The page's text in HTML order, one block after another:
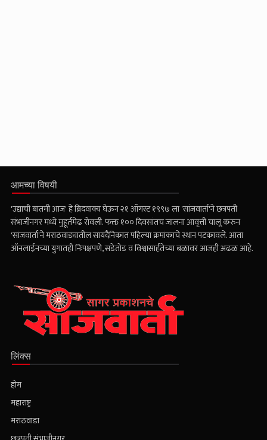
आमच्या विषयी
'उद्याची बातमी आज' हे ब्रिदवाक्य घेऊन २१ ऑगस्ट १९९७ ला 'सांजवार्ता'ने छत्रपती
संभाजीनगर मध्ये मुहूर्तमेढ रोवली. फक्त १०० दिवसांतच जालना आवृत्ती चालू करुन
'सांजवार्ता'ने मराठवाड्यातील सायंदैनिकात पहिल्या क्रमांकाचे स्थान पटकावले. आता
ऑनलाईनच्या युगातही निःपक्षपणे, सडेतोड व विश्वासार्हतेच्या बळावर आजही अढळ आहे.
लिंक्स
होम
महाराष्ट्र
मराठवाडा